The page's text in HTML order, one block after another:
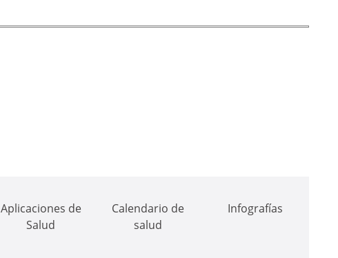
Aplicaciones de
Salud
Calendario de
salud
Infografías